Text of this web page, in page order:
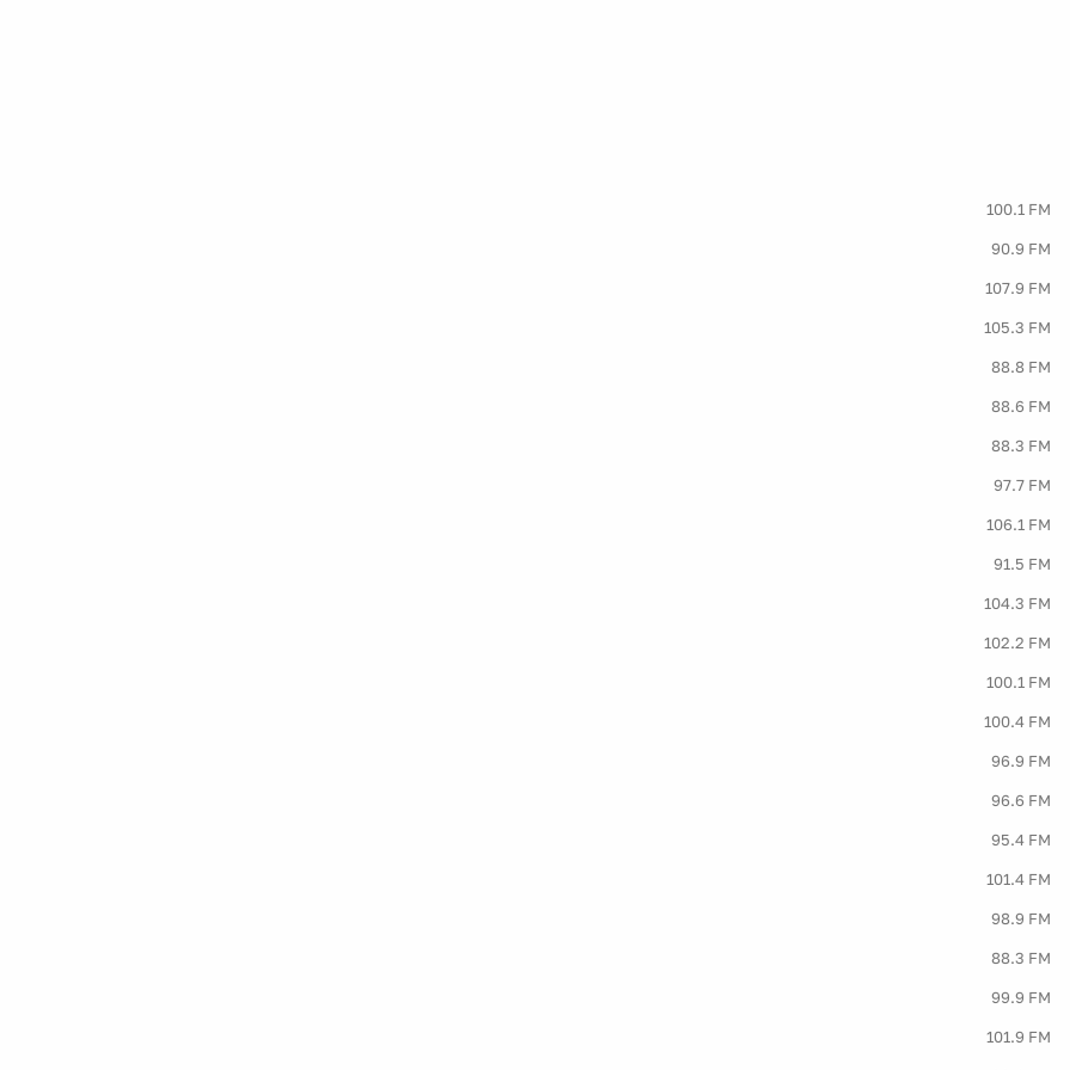
100.1 FM
90.9 FM
107.9 FM
105.3 FM
88.8 FM
88.6 FM
88.3 FM
97.7 FM
106.1 FM
91.5 FM
104.3 FM
102.2 FM
100.1 FM
100.4 FM
96.9 FM
96.6 FM
95.4 FM
101.4 FM
98.9 FM
88.3 FM
99.9 FM
101.9 FM